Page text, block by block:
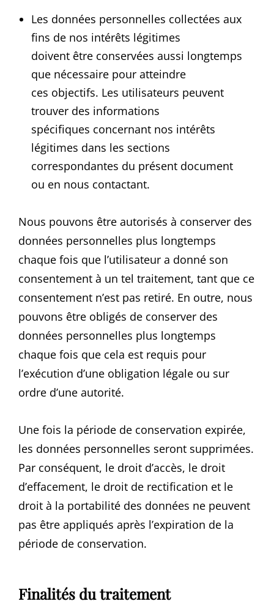
Les données personnelles collectées aux
fins de nos intérêts légitimes
doivent être conservées aussi longtemps
que nécessaire pour atteindre
ces objectifs. Les utilisateurs peuvent
trouver des informations
spécifiques concernant nos intérêts
légitimes dans les sections
correspondantes du présent document
ou en nous contactant.
Nous pouvons être autorisés à conserver des
données personnelles plus longtemps
chaque fois que l’utilisateur a donné son
consentement à un tel traitement, tant que ce
consentement n’est pas retiré. En outre, nous
pouvons être obligés de conserver des
données personnelles plus longtemps
chaque fois que cela est requis pour
l’exécution d’une obligation légale ou sur
ordre d’une autorité.
Une fois la période de conservation expirée,
les données personnelles seront supprimées.
Par conséquent, le droit d’accès, le droit
d’effacement, le droit de rectification et le
droit à la portabilité des données ne peuvent
pas être appliqués après l’expiration de la
période de conservation.
Finalités du traitement